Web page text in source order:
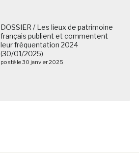
DOSSIER / Les lieux de patrimoine
français publient et commentent
leur fréquentation 2024
(30/01/2025)
posté le 30 janvier 2025